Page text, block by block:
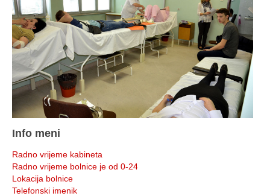
Info meni
Radno vrijeme kabineta
Radno vrijeme bolnice je od 0-24
Lokacija bolnice
Telefonski imenik